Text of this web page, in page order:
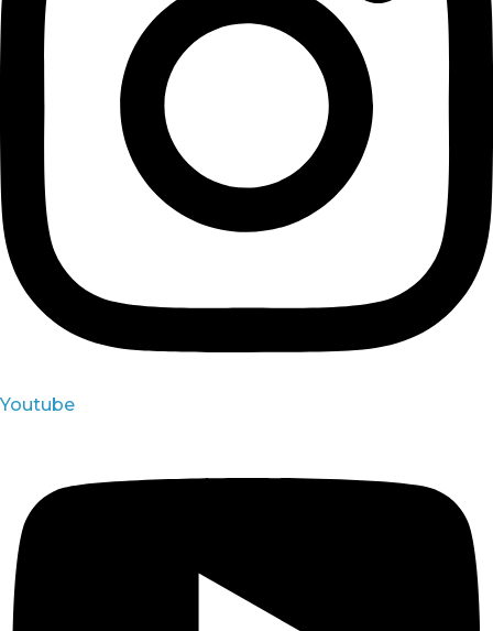
Youtube